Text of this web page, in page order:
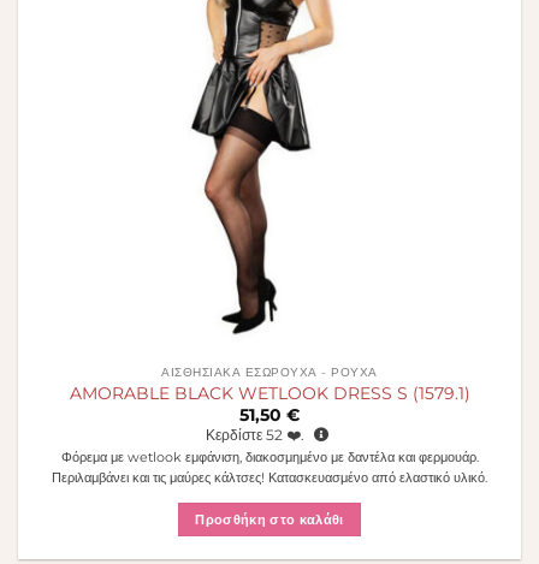
ΑΙΣΘΗΣΙΑΚΆ ΕΣΏΡΟΥΧΑ - ΡΟΎΧΑ
AMORABLE BLACK WETLOOK DRESS S (1579.1)
51,50 €
Κερδίστε 52 ❤️.
Φόρεμα με wetlook εμφάνιση, διακοσμημένο με δαντέλα και φερμουάρ.
Περιλαμβάνει και τις μαύρες κάλτσες! Κατασκευασμένο από ελαστικό υλικό.
Προσθήκη στο καλάθι